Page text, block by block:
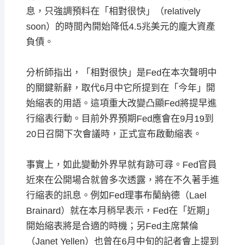
息，只強調預料在「相對很快」（relatively
soon）的時間內開始降低4.5兆美元的龐大資產
負債。
分析師指出，「相對很快」是Fed在本次聲明中
的關鍵新辭，取代6月中它所提到在「今年」開
始縮表的用語。這項重大改變凸顯Fed將提早進
行縮表行動。目前外界預期Fed應會在9月19到
20日召開下次會議時，正式宣布啟動縮表。
事實上，如此變動外界早就有跡可尋。Fed官員
近來在公開場合就曾多次透露，將在不久著手進
行縮表的訊息。例如Fed理事布蘭納德（Lael
Brainard）就在本月稍早表示，Fed在「近期」
開始縮表將是合適的時機；另Fed主席葉倫
（Janet Yellen）也曾在6月中旬的記者會上提到